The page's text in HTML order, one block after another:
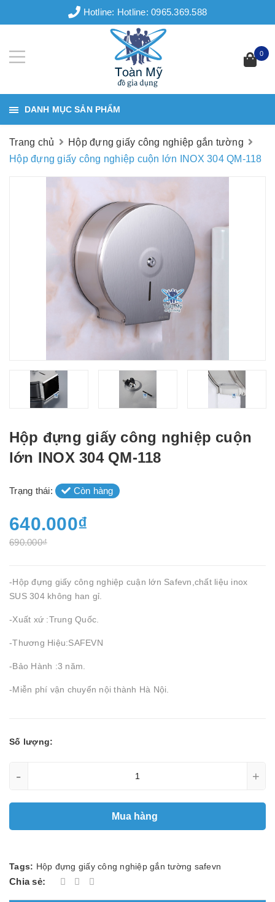
Hotline: Hotline: 0965.369.588
0
DANH MỤC SẢN PHẨM
Trang chủ
Hộp đựng giấy công nghiệp gắn tường
Hộp đựng giấy công nghiệp cuộn lớn INOX 304 QM-118
Hộp đựng giấy công nghiệp cuộn
lớn INOX 304 QM-118
Trạng thái: Còn hàng
640.000₫
690.000₫
-Hộp đựng giấy công nghiệp cuận lớn Safevn,chất liệu inox
SUS 304 không han gỉ.
-Xuất xứ :Trung Quốc.
-Thương Hiệu:SAFEVN
-Bảo Hành :3 năm.
-Miễn phí vận chuyển nội thành Hà Nội.
Số lượng:
- +
Mua hàng
Tags: Hộp đựng giấy công nghiệp gắn tường safevn
Chia sẻ: